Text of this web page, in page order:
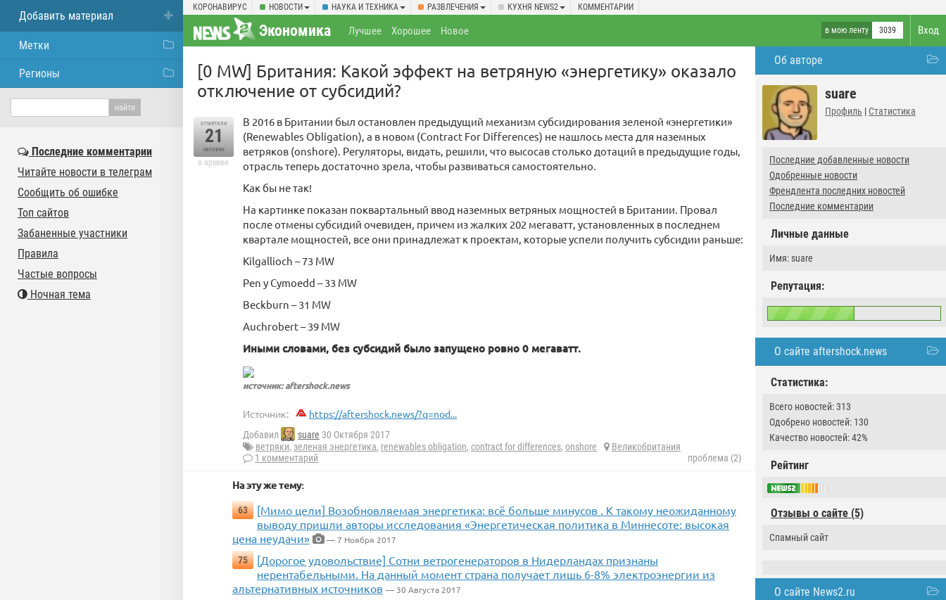
КОРОНАВИРУС НОВОСТИ НАУКА И ТЕХНИКА РАЗВЛЕЧЕНИЯ КУХНЯ NEWS2 КОММЕНТАРИИ
Вход
Экономика в мою ленту 3039
Лучшее Хорошее Новое
Об авторе
suare
Профиль | Статистика
Последние добавленные новости
Одобренные новости
Френдлента последних новостей
Последние комментарии
Личные данные
Имя: suare
Репутация:
О сайте aftershock.news
Статистика:
Всего новостей: 313
Одобрено новостей: 130
Качество новостей: 42%
Рейтинг
Отзывы о сайте (5)
Спамный сайт
О сайте News2.ru
[0 MW] Британия: Какой эффект на ветряную «энергетику» оказало
отключение от субсидий?
отметили
21
человек
в архиве
В 2016 в Британии был остановлен предыдущий механизм субсидирования зеленой «энергетики»
(Renewables Obligation), а в новом (Contract For Differences) не нашлось места для наземных
ветряков (onshore). Регуляторы, видать, решили, что высосав столько дотаций в предыдущие годы,
отрасль теперь достаточно зрела, чтобы развиваться самостоятельно.
Как бы не так!
На картинке показан поквартальный ввод наземных ветряных мощностей в Британии. Провал
после отмены субсидий очевиден, причем из жалких 202 мегаватт, установленных в последнем
квартале мощностей, все они принадлежат к проектам, которые успели получить субсидии раньше:
Kilgallioch – 73 MW
Pen y Cymoedd – 33 MW
Beckburn – 31 MW
Auchrobert – 39 MW
Иными словами, без субсидий было запущено ровно 0 мегаватт.
источник: aftershock.news
Источник: https://aftershock.news/?q=nod...
Добавил suare 30 Октября 2017
ветряки, зеленая энергетика, renewables obligation, contract for differences, onshore
Великобритания
1 комментарий
проблема (2)
На эту же тему:
63
[Мимо цели] Возобновляемая энергетика: всё больше минусов . К такому неожиданному
выводу пришли авторы исследования «Энергетическая политика в Миннесоте: высокая
цена неудачи»
— 7 Ноября 2017
75
[Дорогое удовольствие] Сотни ветрогенераторов в Нидерландах признаны
нерентабельными. На данный момент страна получает лишь 6-8% электроэнергии из
альтернативных источников — 30 Августа 2017
Добавить материал
Метки
Регионы
Последние комментарии
Читайте новости в телеграм
Сообщить об ошибке
Топ сайтов
Забаненные участники
Правила
Частые вопросы
Ночная тема